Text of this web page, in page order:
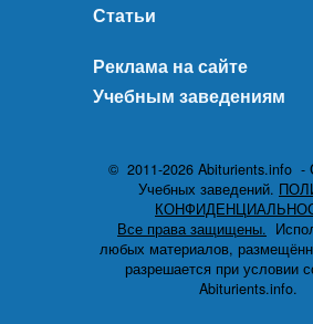
Статьи
Реклама на сайте
Учебным заведениям
© 2011-2026 Abiturients.info -
Учебных заведений.
Все права защищены.
любых материалов,
разрешается при условии
Abiturients.info.